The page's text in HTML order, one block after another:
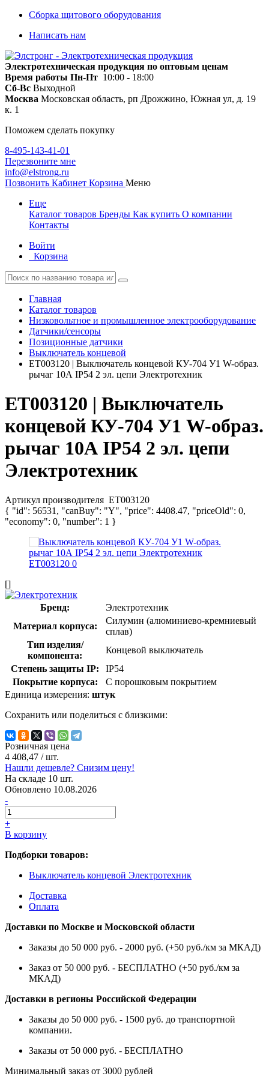
Сборка щитового оборудования
Написать нам
Электротехническая продукция по оптовым ценам
Время работы Пн-Пт 10:00 - 18:00
Сб-Вс Выходной
Москва Московская область, рп Дрожжино, Южная ул, д. 19
к. 1
Поможем сделать покупку
8-495-143-41-01
Перезвоните мне
info@elstrong.ru
Позвонить Кабинет Корзина Меню
Еще
Каталог товаров Бренды Как купить О компании
Контакты
Войти
Корзина
Главная
Каталог товаров
Низковольтное и промышленное электрооборудование
Датчики/сенсоры
Позиционные датчики
Выключатель концевой
ET003120 | Выключатель концевой КУ-704 У1 W-образ.
рычаг 10А IP54 2 эл. цепи Электротехник
ET003120 | Выключатель
концевой КУ-704 У1 W-образ.
рычаг 10А IP54 2 эл. цепи
Электротехник
Артикул производителя ET003120
{ "id": 56531, "canBuy": "Y", "price": 4408.47, "priceOld": 0,
"economy": 0, "number": 1 }
[]
Бренд:
Электротехник
Материал корпуса:
Силумин (алюминиево-кремниевый
сплав)
Тип изделия/
компонента:
Концевой выключатель
Степень защиты IP:
IP54
Покрытие корпуса:
С порошковым покрытием
Единица измерения: штук
Сохранить или поделиться с близкими:
Розничная цена
4 408,47 / шт.
Нашли дешевле? Снизим цену!
На складе 10 шт.
Обновлено 10.08.2026
-
+
В корзину
Подборки товаров:
Выключатель концевой Электротехник
Доставка
Оплата
Доставки по Москве и Московской области
Заказы до 50 000 руб. - 2000 руб. (+50 руб./км за МКАД)
Заказ от 50 000 руб. - БЕСПЛАТНО (+50 руб./км за
МКАД)
Доставки в регионы Российской Федерации
Заказы до 50 000 руб. - 1500 руб. до транспортной
компании.
Заказы от 50 000 руб. - БЕСПЛАТНО
Минимальный заказ от 3000 рублей